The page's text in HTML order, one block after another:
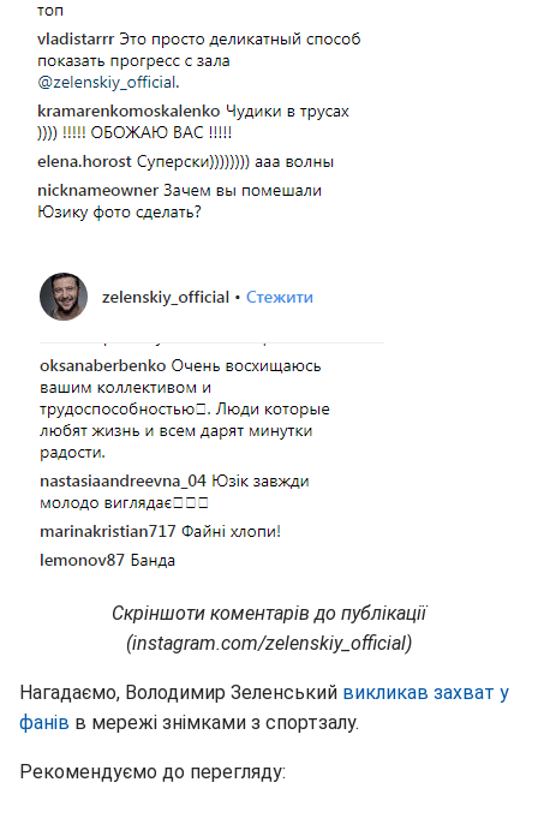
Скріншоти коментарів до публікації
(instagram.com/zelenskiy_official)
Нагадаємо, Володимир Зеленський викликав захват у
фанів в мережі знімками з спортзалу.
Рекомендуємо до перегляду: